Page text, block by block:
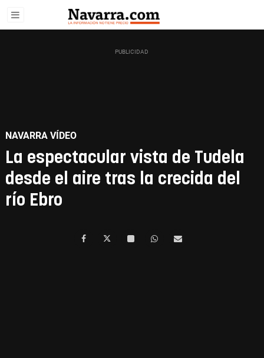
NAVARRA VÍDEO
La espectacular vista de Tudela
desde el aire tras la crecida del
río Ebro